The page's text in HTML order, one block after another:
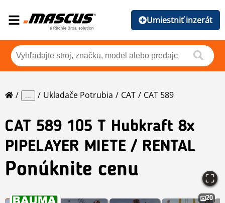
Umiestniť inzerát
... Ukladače Potrubia CAT CAT 589
CAT 589 105 T Hubkraft 8x
PIPELAYER MIETE / RENTAL
Ponúknite cenu
20